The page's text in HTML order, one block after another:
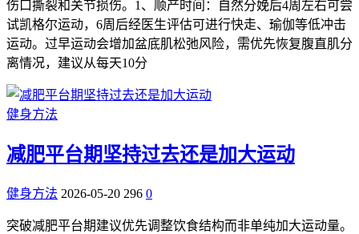
伤口撕裂和关节损伤。1、顺产时间：自然分娩后4周左右可尝
试凯格尔运动，6周后经医生评估可进行快走、瑜伽等低冲击
运动。过早运动会增加盆底肌松弛风险，需优先恢复腹直肌分
离情况，建议从每天10分
健身方法
减肥平台期坚持过去还是加大运动
健身方法 2026-05-20 296 0
突破减肥平台期建议优先调整饮食结构而非单纯加大运动量。